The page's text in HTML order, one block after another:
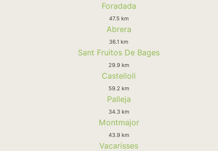
Foradada
47.5 km
Abrera
36.1 km
Sant Fruitos De Bages
29.9 km
Castelloli
59.2 km
Palleja
34.3 km
Montmajor
43.9 km
Vacarisses